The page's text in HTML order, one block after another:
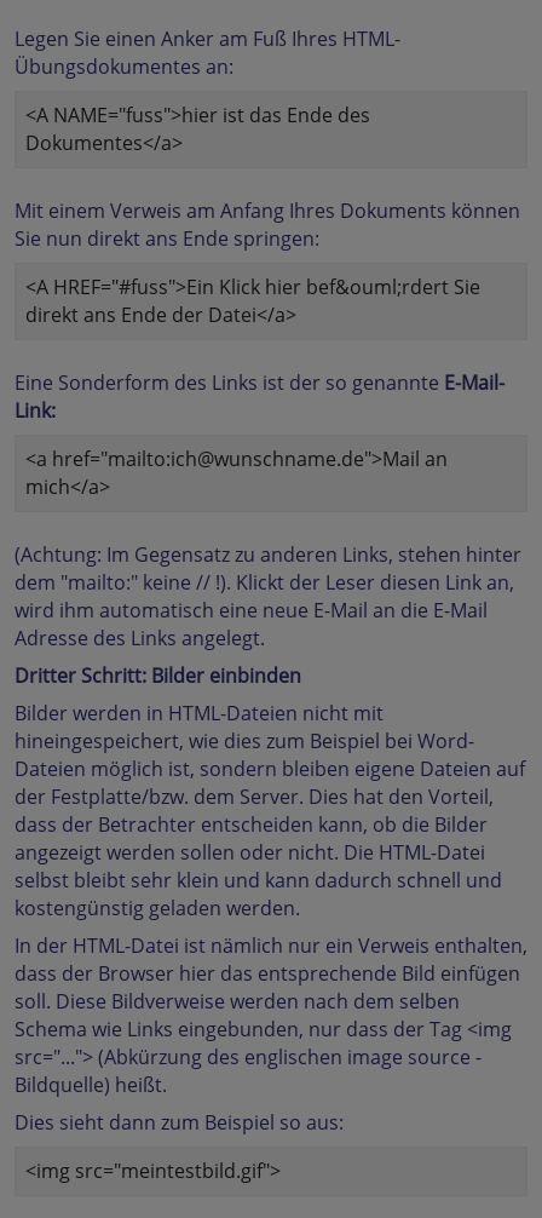
Legen Sie einen Anker am Fuß Ihres HTML-
Übungsdokumentes an:
<A NAME="fuss">hier ist das Ende des
Dokumentes</a>
Mit einem Verweis am Anfang Ihres Dokuments können
Sie nun direkt ans Ende springen:
<A HREF="#fuss">Ein Klick hier bef&ouml;rdert Sie
direkt ans Ende der Datei</a>
Eine Sonderform des Links ist der so genannte E-Mail-
Link:
<a href="mailto:ich@wunschname.de">Mail an
mich</a>
(Achtung: Im Gegensatz zu anderen Links, stehen hinter
dem "mailto:" keine // !). Klickt der Leser diesen Link an,
wird ihm automatisch eine neue E-Mail an die E-Mail
Adresse des Links angelegt.
Dritter Schritt: Bilder einbinden
Bilder werden in HTML-Dateien nicht mit
hineingespeichert, wie dies zum Beispiel bei Word-
Dateien möglich ist, sondern bleiben eigene Dateien auf
der Festplatte/bzw. dem Server. Dies hat den Vorteil,
dass der Betrachter entscheiden kann, ob die Bilder
angezeigt werden sollen oder nicht. Die HTML-Datei
selbst bleibt sehr klein und kann dadurch schnell und
kostengünstig geladen werden.
In der HTML-Datei ist nämlich nur ein Verweis enthalten,
dass der Browser hier das entsprechende Bild einfügen
soll. Diese Bildverweise werden nach dem selben
Schema wie Links eingebunden, nur dass der Tag <img
src="..."> (Abkürzung des englischen image source -
Bildquelle) heißt.
Dies sieht dann zum Beispiel so aus:
<img src="meintestbild.gif">